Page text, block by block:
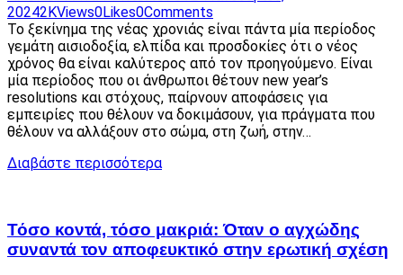
20242KViews0Likes0Comments
Το ξεκίνημα της νέας χρονιάς είναι πάντα μία περίοδος
γεμάτη αισιοδοξία, ελπίδα και προσδοκίες ότι ο νέος
χρόνος θα είναι καλύτερος από τον προηγούμενο. Είναι
μία περίοδος που οι άνθρωποι θέτουν new year’s
resolutions και στόχους, παίρνουν αποφάσεις για
εμπειρίες που θέλουν να δοκιμάσουν, για πράγματα που
θέλουν να αλλάξουν στο σώμα, στη ζωή, στην…
Διαβάστε περισσότερα
Τόσο κοντά, τόσο μακριά: Όταν ο αγχώδης
συναντά τον αποφευκτικό στην ερωτική σχέση